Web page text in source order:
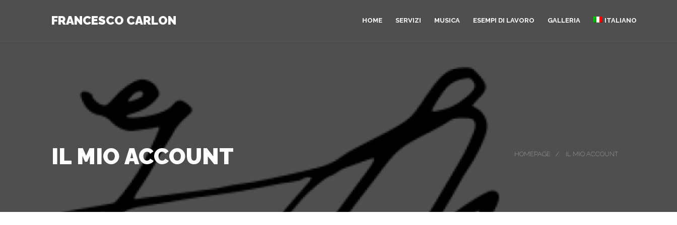
FRANCESCO CARLON HOME SERVIZI MUSICA ESEMPI DI LAVORO GALLERIA ITALIANO
IL MIO ACCOUNT HOMEPAGE IL MIO ACCOUNT